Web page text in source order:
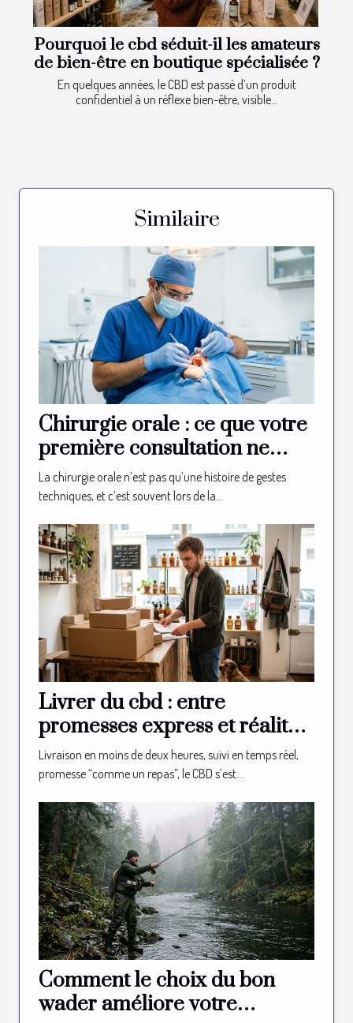
Pourquoi le cbd séduit-il les amateurs
de bien-être en boutique spécialisée ?
En quelques années, le CBD est passé d’un produit
confidentiel à un réflexe bien-être, visible...
Similaire
Chirurgie orale : ce que votre
première consultation ne
vous révélera jamais
La chirurgie orale n’est pas qu’une histoire de gestes
techniques, et c’est souvent lors de la...
Livrer du cbd : entre
promesses express et réalité
logistique en boutique
Livraison en moins de deux heures, suivi en temps réel,
promesse “comme un repas”, le CBD s’est...
Comment le choix du bon
wader améliore votre